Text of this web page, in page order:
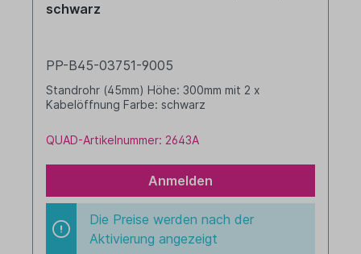
schwarz
PP-B45-03751-9005
Standrohr (45mm) Höhe: 300mm mit 2 x
Kabelöffnung Farbe: schwarz
QUAD-Artikelnummer: 2643A
Anmelden
Die Preise werden nach der
Aktivierung angezeigt